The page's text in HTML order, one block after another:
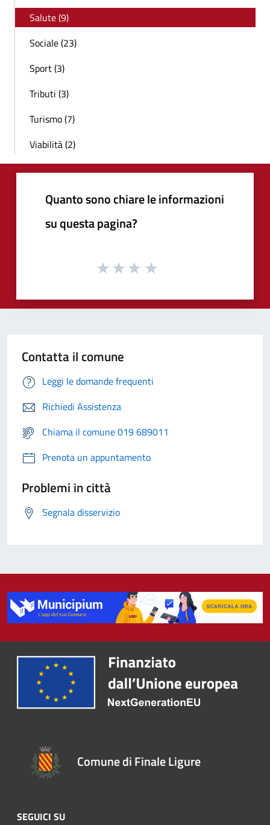
Salute (9)
Sociale (23)
Sport (3)
Tributi (3)
Turismo (7)
Viabilità (2)
Quanto sono chiare le informazioni
su questa pagina?
Contatta il comune
Leggi le domande frequenti
Richiedi Assistenza
Chiama il comune 019 689011
Prenota un appuntamento
Problemi in città
Segnala disservizio
Comune di Finale Ligure
SEGUICI SU